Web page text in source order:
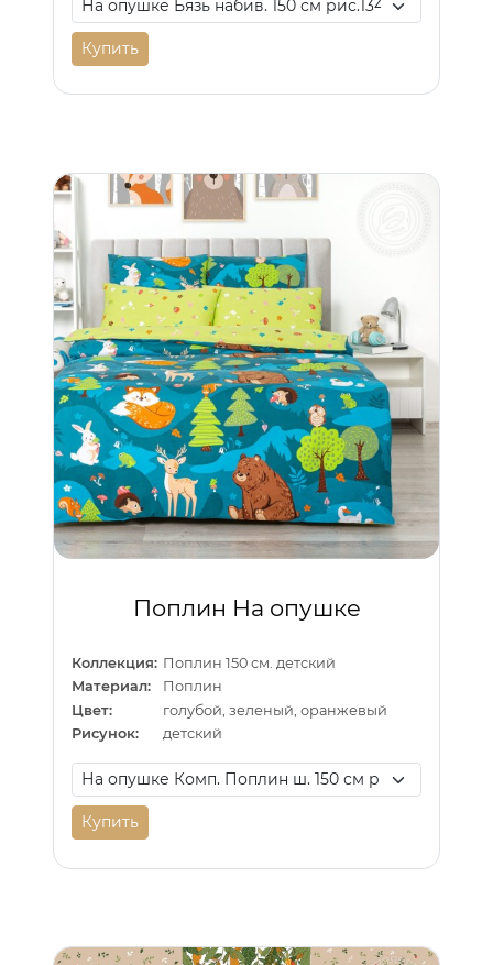
Купить
Поплин На опушке
Коллекция: Поплин 150 см. детский
Материал:
Поплин
Цвет:
голубой, зеленый, оранжевый
Рисунок:
детский
Купить